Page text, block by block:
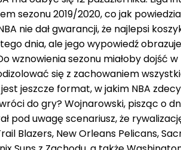
sezonu 2019/2020, co jak
nie dał gwarancji, że najlepsi
dnia, ale jego wypowiedź
wznowienia sezonu miałoby dojść
się z zachowaniem
jeszcze format, w jakim NBA
do gry? Wojnarowski, pisząc o
pod uwagę scenariusz, że
Blazers, New Orleans Pelicans,